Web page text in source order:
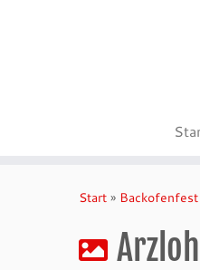
Start »